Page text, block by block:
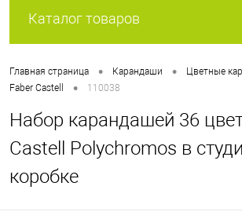
Каталог товаров
Главная страница • Карандаши • Цветные
Faber Castell • 110038
Набор карандашей 36
Castell Polychromos в
коробке